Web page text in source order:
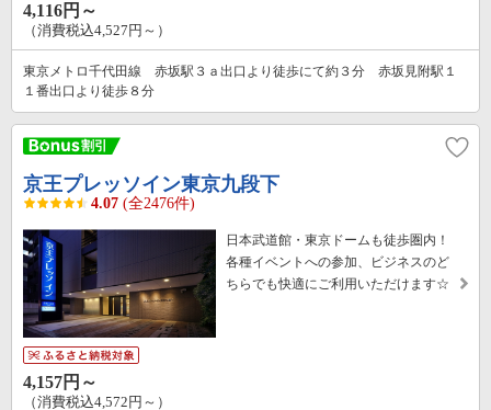
4,116円～
（消費税込4,527円～）
東京メトロ千代田線 赤坂駅３ａ出口より徒歩にて約３分 赤坂見附駅１
１番出口より徒歩８分
京王プレッソイン東京九段下
4.07 (全2476件)
日本武道館・東京ドームも徒歩圏内！
各種イベントへの参加、ビジネスのど
ちらでも快適にご利用いただけます☆
4,157円～
（消費税込4,572円～）